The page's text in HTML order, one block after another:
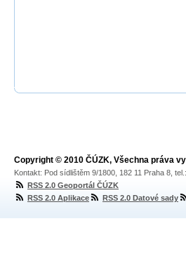
Copyright © 2010 ČÚZK, Všechna práva
Kontakt: Pod sídlištěm 9/1800, 182 11 Praha 8,
RSS 2.0 Geoportál ČÚZK
RSS 2.0 Aplikace
RSS 2.0 Datové sady